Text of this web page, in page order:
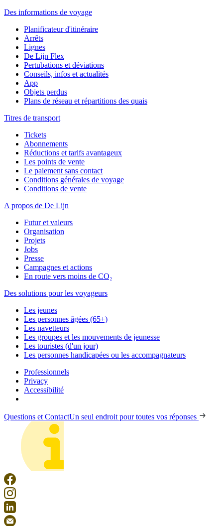
Des informations de voyage
Planificateur d'itinéraire
Arrêts
Lignes
De Lijn Flex
Pertubations et déviations
Conseils, infos et actualités
App
Objets perdus
Plans de réseau et répartitions des quais
Titres de transport
Tickets
Abonnements
Réductions et tarifs avantageux
Les points de vente
Le paiement sans contact
Conditions générales de voyage
Conditions de vente
A propos de De Lijn
Futur et valeurs
Organisation
Projets
Jobs
Presse
Campagnes et actions
En route vers moins de CO₂
Des solutions pour les voyageurs
Les jeunes
Les personnes âgées (65+)
Les navetteurs
Les groupes et les mouvements de jeunesse
Les touristes (d'un jour)
Les personnes handicapées ou les accompagnateurs
Professionnels
Privacy
Accessibilité
Questions et ContactUn seul endroit pour toutes vos réponses